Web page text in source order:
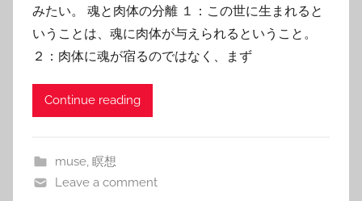
みたい。 魂と肉体の分離 １：この世に生まれると
いうことは、魂に肉体が与えられるということ。
２：肉体に魂が宿るのではなく、まず
Continue reading
muse, 瞑想
Leave a comment